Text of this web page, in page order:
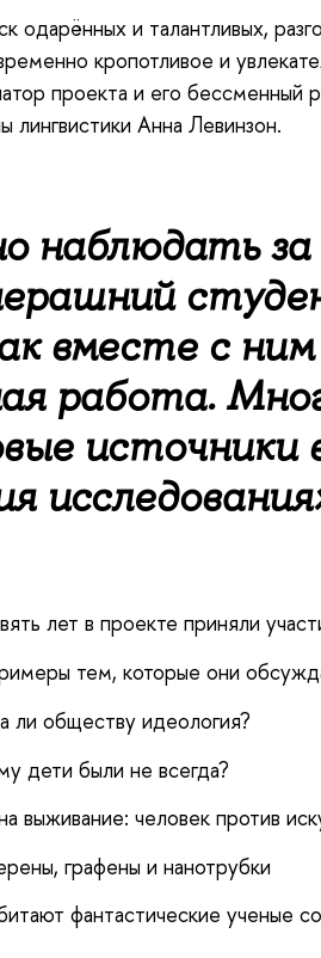
одарённых и талантливых,
кропотливое и
проекта и его бессменный
лингвистики Анна Левинзон.
наблюдать за
вместе с
работа.
источники
лет в проекте приняли
тем, которые они
ли обществу идеология?
дети были не всегда?
выживание: человек против
графены и нанотрубки
фантастические ученые